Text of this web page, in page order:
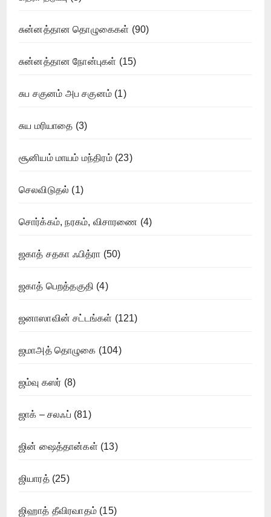
சுன்னத்தான தொழுகைகள் (90)
சுன்னத்தான நோன்புகள் (15)
சுப சகுனம் அப சகுனம் (1)
சுய மரியாதை (3)
சூனியம் மாயம் மந்திரம்(23)
செலவிடுதல் (1)
சொர்க்கம், நரகம், விசாரணை (4)
ஜகாத் சதகா ஃபித்ரா (50)
ஜகாத் பெறத்தகுதி (4)
ஜனாஸாவின் சட்டங்கள் (121)
ஜமாஅத் தொழுகை (104)
ஜம்வு கஸர் (8)
ஜாக் – சலஃப் (81)
ஜின் ஷைத்தான்கள் (13)
ஜியாரத்(25)
ஜிஹாத் தீவிரவாதம் (15)